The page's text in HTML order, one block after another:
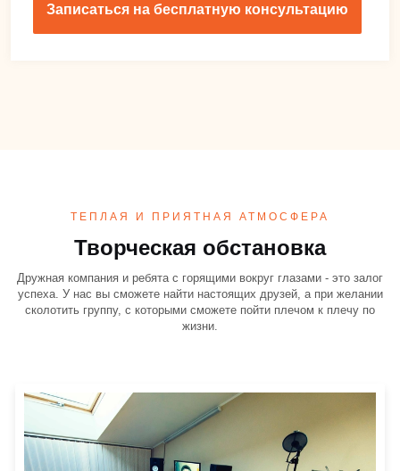
Записаться на бесплатную консультацию
ТЕПЛАЯ И ПРИЯТНАЯ АТМОСФЕРА
Творческая обстановка
Дружная компания и ребята с горящими вокруг глазами - это залог
успеха. У нас вы сможете найти настоящих друзей, а при желании
сколотить группу, с которыми сможете пойти плечом к плечу по
жизни.